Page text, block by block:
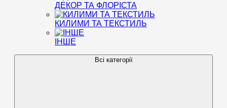
ДЕКОР ТА ФЛОРІСТА
КИЛИМИ ТА ТЕКСТИЛЬ
ІНШЕ
Всі категорії